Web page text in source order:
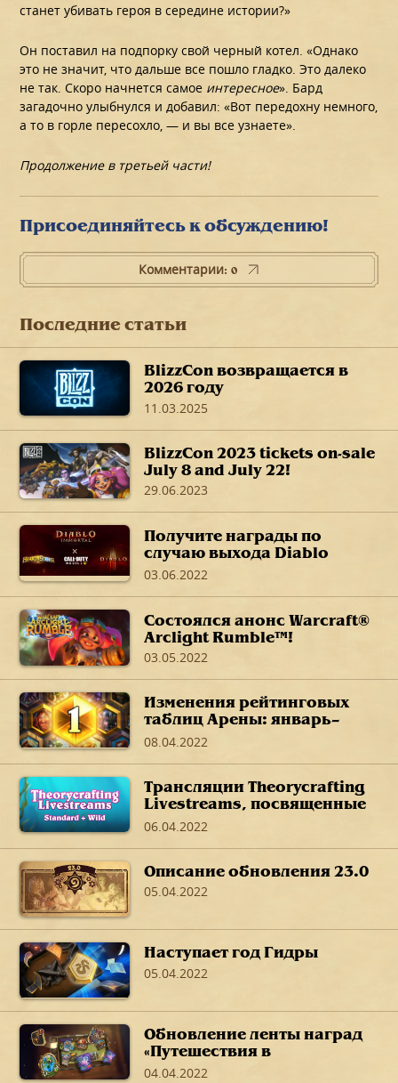
станет убивать героя в середине истории?»
Он поставил на подпорку свой черный котел. «Однако
это не значит, что дальше все пошло гладко. Это далеко
не так. Скоро начнется самое интересное». Бард
загадочно улыбнулся и добавил: «Вот передохну немного,
а то в горле пересохло, — и вы все узнаете».
Продолжение в третьей части!
Присоединяйтесь к обсуждению!
Комментарии: 0
Последние статьи
BlizzCon возвращается в
2026 году
11.03.2025
BlizzCon 2023 tickets on-sale
July 8 and July 22!
29.06.2023
Получите награды по
случаю выхода Diablo
Immortal в своих любимых
03.06.2022
Состоялся анонс Warcraft®
Arclight Rumble™!
03.05.2022
Изменения рейтинговых
таблиц Арены: январь–
март 2022 г.
08.04.2022
Трансляции Theorycrafting
Livestreams, посвященные
дополнению «Путешествие
06.04.2022
Описание обновления 23.0
05.04.2022
Наступает год Гидры
05.04.2022
Обновление ленты наград
«Путешествия в
Затонувший город»
04.04.2022